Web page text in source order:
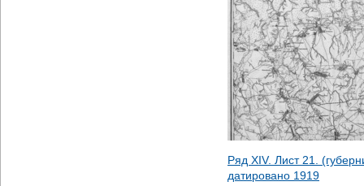
Ряд XIV. Лист 21.
датировано 1919